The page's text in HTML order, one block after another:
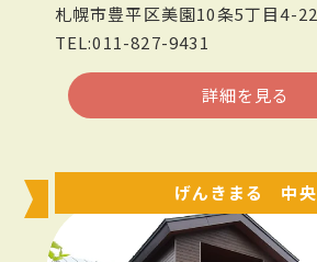
札幌市豊平区美園10条5丁目4-22
TEL:011-827-9431
詳細を見る
げんきまる 中央